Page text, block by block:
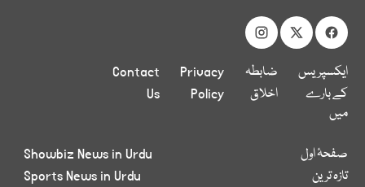
ایکسپریس
کے بارے
میں
ضابطہ
اخلاق
Privacy
Policy
Contact
Us
صفحۂ اول
تازہ ترین
Showbiz News in Urdu
Sports News in Urdu